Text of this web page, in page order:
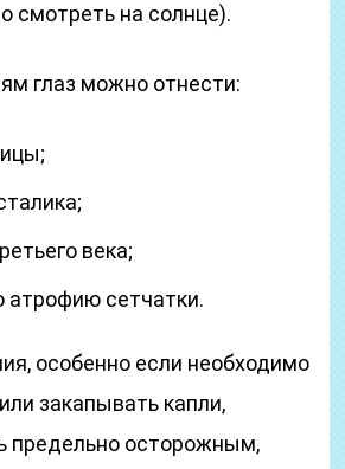
смотреть на солнце).
глаз можно отнести:
века;
атрофию сетчатки.
особенно если необходимо
закапывать капли,
предельно осторожным,